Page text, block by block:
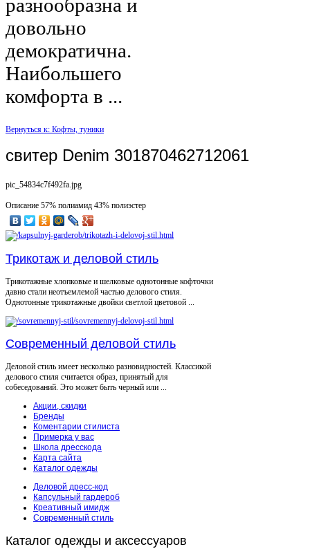
разнообразна и
довольно
демократична.
Наибольшего
комфорта в ...
Вернуться к: Кофты, туники
свитер Denim 301870462712061
pic_54834c7f492fa.jpg
Описание 57% полиамид 43% полиэстер
Трикотаж и деловой стиль
Трикотажные хлопковые и шелковые однотонные кофточки
давно стали неотъемлемой частью делового стиля.
Однотонные трикотажные двойки светлой цветовой ...
Современный деловой стиль
Деловой стиль имеет несколько разновидностей. Классикой
делового стиля считается образ, принятый для
собеседований. Это может быть черный или ...
Акции, скидки
Бренды
Коментарии стилиста
Примерка у вас
Школа дресскода
Карта сайта
Каталог одежды
Деловой дресс-код
Капсульный гардероб
Креативный имидж
Современный стиль
Каталог одежды и аксессуаров